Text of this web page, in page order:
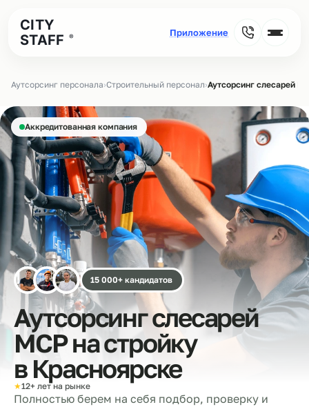
CITY
STAFF
®
Аутсорсинг персонала›Строительный персонал›Аутсорсинг слесарей
Аккредитованная компания
15 000+ кандидатов
Аутсорсинг слесарей
МСР на стройку
в Красноярске
★12+ лет на рынке
Полностью берем на себя подбор, проверку и